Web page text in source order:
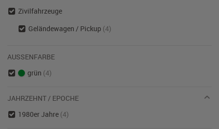
Zivilfahrzeuge
Geländewagen / Pickup (4)
AUSSENFARBE
grün (4)
JAHRZEHNT / EPOCHE
1980er Jahre (4)